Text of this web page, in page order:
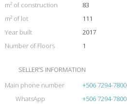
m² of construction
83
m² of lot
111
Year built
2017
Number of Floors
1
SELLER’S INFORMATION
Main phone number
+506 7294-7800
WhatsApp
+506 7294-7800